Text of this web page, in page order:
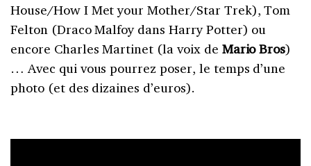
House/How I Met your Mother/Star Trek), Tom
Felton (Draco Malfoy dans Harry Potter) ou
encore Charles Martinet (la voix de Mario Bros)
… Avec qui vous pourrez poser, le temps d’une
photo (et des dizaines d’euros).